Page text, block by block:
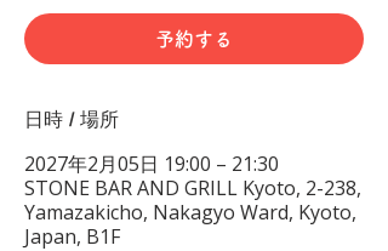
予約する
日時 / 場所
2027年2月05日 19:00 – 21:30
STONE BAR AND GRILL Kyoto, 2-238,
Yamazakicho, Nakagyo Ward, Kyoto,
Japan, B1F